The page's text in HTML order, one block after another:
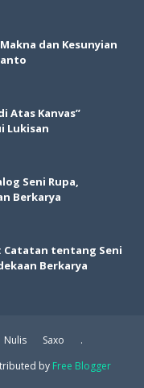
dan Kesunyian
Atas Kanvas”
Lukisan
Seni Rupa,
Berkarya
tentang Seni
Berkarya
Nulis Saxo
.
by Free Blogger